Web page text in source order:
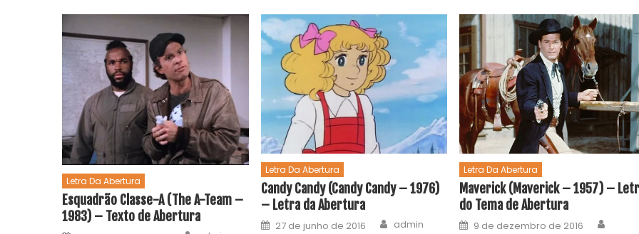
Letra Da Abertura
Esquadrão Classe-A (The A-Team –
1983) – Texto de Abertura
Letra Da Abertura
Candy Candy (Candy Candy – 1976)
– Letra da Abertura
27 de junho de 2016 admin
Letra Da Abertura
Maverick (Maverick – 1957) –
do Tema de Abertura
9 de dezembro de 2016